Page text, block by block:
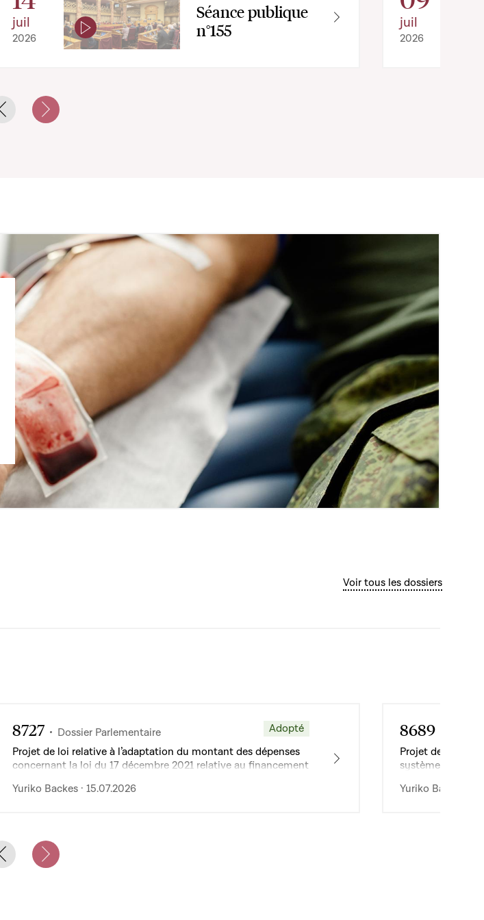
juil
2026
Séance publique
n°155
juil
2026
Previous slide
Next slide
Voir tous les dossiers
8727 Dossier Parlementaire
Adopté
Projet de loi relative à l’adaptation du montant des dépenses
concernant la loi du 17 décembre 2021 relative au financement
Yuriko Backes · 15.07.2026
8689
Projet de loi
systèmes de
Yuriko Backes ·
Previous slide
Next slide